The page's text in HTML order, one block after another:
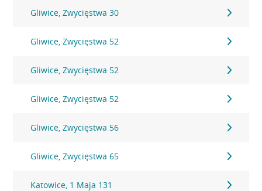
Gliwice, Zwycięstwa 30
Gliwice, Zwycięstwa 52
Gliwice, Zwycięstwa 52
Gliwice, Zwycięstwa 52
Gliwice, Zwycięstwa 56
Gliwice, Zwycięstwa 65
Katowice, 1 Maja 131